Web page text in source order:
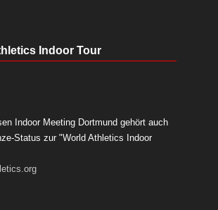
Indoor Tour
Indoor Meeting Dortmund gehört auch
Status zur "World Athletics Indoor